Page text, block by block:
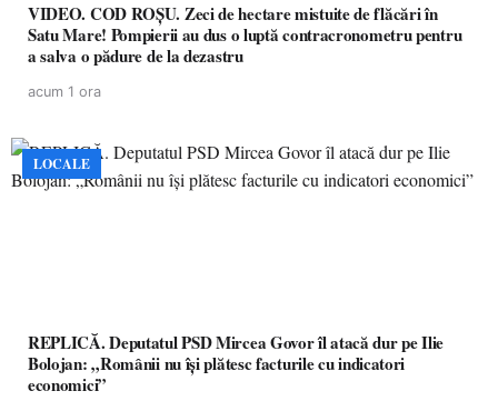
VIDEO. COD ROȘU. Zeci de hectare mistuite de flăcări în
Satu Mare! Pompierii au dus o luptă contracronometru pentru
a salva o pădure de la dezastru
acum 1 ora
LOCALE
REPLICĂ. Deputatul PSD Mircea Govor îl atacă dur pe Ilie
Bolojan: „Românii nu își plătesc facturile cu indicatori
economici”